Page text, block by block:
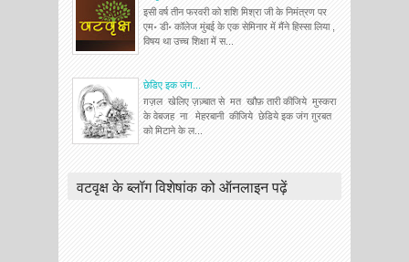
इसी वर्ष तीन फरवरी को शशि मिश्रा जी के निमंत्रण पर
एम॰ डी॰ कॉलेज मुंबई के एक सेमिनार में मैंने हिस्सा लिया ,
विषय था उच्च शिक्षा में स...
छेडिए इक जंग...
ग़ज़ल खेलिए ज़ज़्बात से मत खौफ़ तारी कीजिये मुस्करा
के वेबजह ना मेहरबानी कीजिये छेडिये इक जंग ग़ुरबत
को मिटाने के ल...
वटवृक्ष के ब्लॉग विशेषांक को ऑनलाइन पढ़ें